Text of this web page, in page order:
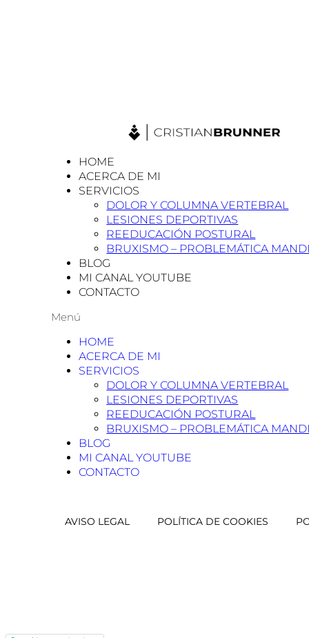
HOME
ACERCA DE MI
SERVICIOS
DOLOR Y COLUMNA VERTEBRAL
LESIONES DEPORTIVAS
REEDUCACIÓN POSTURAL
BRUXISMO – PROBLEMÁTICA
BLOG
MI CANAL YOUTUBE
CONTACTO
Menú
HOME
ACERCA DE MI
SERVICIOS
DOLOR Y COLUMNA VERTEBRAL
LESIONES DEPORTIVAS
REEDUCACIÓN POSTURAL
BRUXISMO – PROBLEMÁTICA
BLOG
MI CANAL YOUTUBE
CONTACTO
AVISO LEGAL POLÍTICA DE COOKIES